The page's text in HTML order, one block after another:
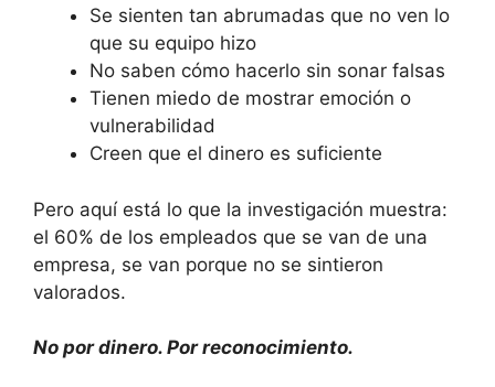
Se sienten tan abrumadas que no ven lo
que su equipo hizo
No saben cómo hacerlo sin sonar falsas
Tienen miedo de mostrar emoción o
vulnerabilidad
Creen que el dinero es suficiente
Pero aquí está lo que la investigación muestra:
el 60% de los empleados que se van de una
empresa, se van porque no se sintieron
valorados.
No por dinero. Por reconocimiento.